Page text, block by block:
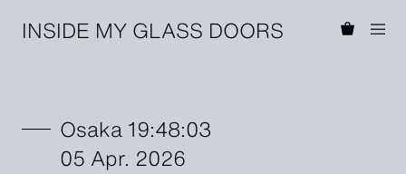
INSIDE MY GLASS DOORS
Osaka 19:48:03
05 Apr. 2026